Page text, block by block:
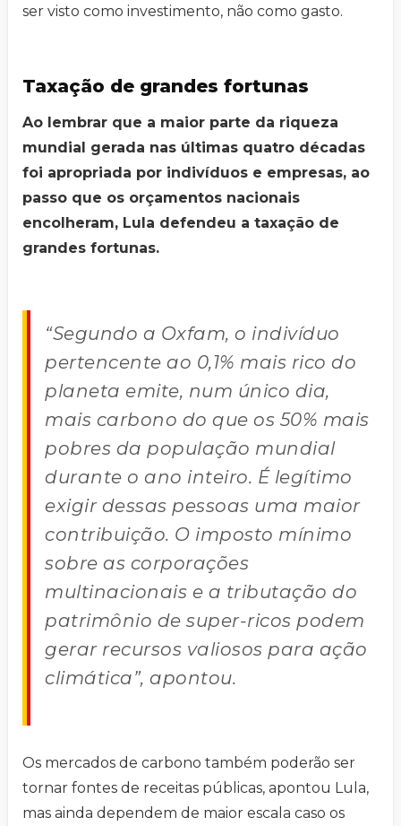
ser visto como investimento, não como gasto.
Taxação de grandes fortunas
Ao lembrar que a maior parte da riqueza
mundial gerada nas últimas quatro décadas
foi apropriada por indivíduos e empresas, ao
passo que os orçamentos nacionais
encolheram, Lula defendeu a taxação de
grandes fortunas.
“Segundo a Oxfam, o indivíduo
pertencente ao 0,1% mais rico do
planeta emite, num único dia,
mais carbono do que os 50% mais
pobres da população mundial
durante o ano inteiro. É legítimo
exigir dessas pessoas uma maior
contribuição. O imposto mínimo
sobre as corporações
multinacionais e a tributação do
patrimônio de super-ricos podem
gerar recursos valiosos para ação
climática”, apontou.
Os mercados de carbono também poderão ser
tornar fontes de receitas públicas, apontou Lula,
mas ainda dependem de maior escala caso os